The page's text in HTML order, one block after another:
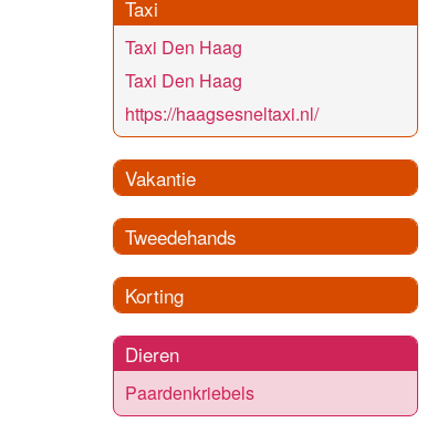
Taxi
Taxi Den Haag
Taxi Den Haag
https://haagsesneltaxi.nl/
Vakantie
Tweedehands
Korting
Dieren
Paardenkriebels